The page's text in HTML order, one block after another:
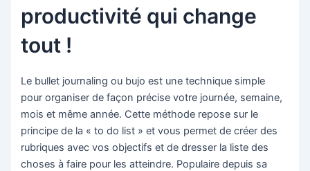
productivité qui change
tout !
Le bullet journaling ou bujo est une technique simple
pour organiser de façon précise votre journée, semaine,
mois et même année. Cette méthode repose sur le
principe de la « to do list » et vous permet de créer des
rubriques avec vos objectifs et de dresser la liste des
choses à faire pour les atteindre. Populaire depuis sa